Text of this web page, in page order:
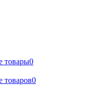
товары0
товаров0